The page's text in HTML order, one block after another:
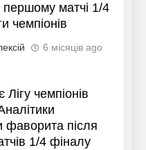
першому матчі 1/4
чемпіонів
6 місяців ago
Лігу чемпіонів
фаворита після
1/4 фіналу